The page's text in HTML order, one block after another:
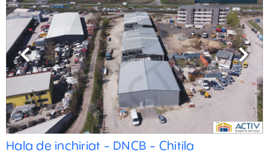
al 2,8km de intersectia cu Soseaua Alexandriei
600 m² - 3.000 m² Actualizat:05-08-2026
Selectează
Previous Next
Spatii industriale de inchiriat - Litera
București,Str. Industriilor, Chiajna
Spatii depozitare sau productie de inchiriat in zona
Chiajna, la 1 km distranta de soseaua de centura si 1,6 km
de autostrada A1.
2.700 m² - 6.050 m² Actualizat: